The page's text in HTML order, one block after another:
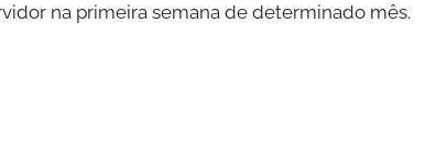
na primeira semana de determinado mês.